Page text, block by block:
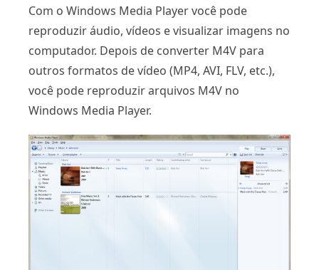
Com o Windows Media Player você pode
reproduzir áudio, vídeos e visualizar imagens no
computador. Depois de converter M4V para
outros formatos de vídeo (MP4, AVI, FLV, etc.),
você pode reproduzir arquivos M4V no
Windows Media Player.